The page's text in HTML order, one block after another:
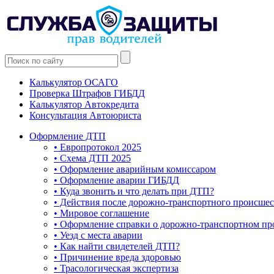
Калькулятор ОСАГО
Проверка Штрафов ГИБДД
Калькулятор Автокредита
Консультация Автоюриста
Оформление ДТП
• Европротокол 2025
• Схема ДТП 2025
• Оформление аварийным комиссаром
• Оформление аварии ГИБДД
• Куда звонить и что делать при ДТП?
• Действия после дорожно-транспортного
• Мировое соглашение
• Оформление справки о дорожно-транспортном
• Уезд с места аварии
• Как найти свидетелей ДТП?
• Причинение вреда здоровью
• Трасологическая экспертиза